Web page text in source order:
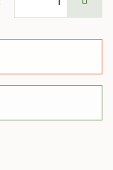
ilex
Steeneik